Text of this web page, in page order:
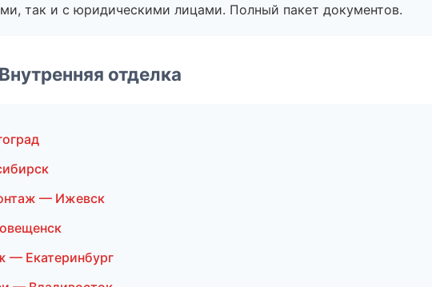
так и с юридическими лицами. Полный пакет документов.
отделка
— Ижевск
— Екатеринбург